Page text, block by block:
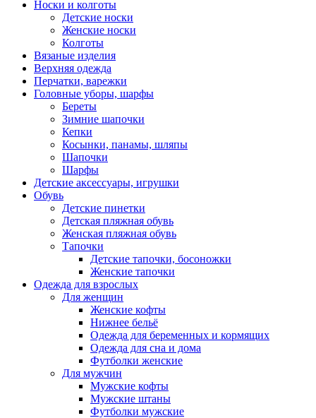
Носки и колготы
Детские носки
Женские носки
Колготы
Вязаные изделия
Верхняя одежда
Перчатки, варежки
Головные уборы, шарфы
Береты
Зимние шапочки
Кепки
Косынки, панамы, шляпы
Шапочки
Шарфы
Детские аксессуары, игрушки
Обувь
Детские пинетки
Детская пляжная обувь
Женская пляжная обувь
Тапочки
Детские тапочки, босоножки
Женские тапочки
Одежда для взрослых
Для женщин
Женские кофты
Нижнее бельё
Одежда для беременных и кормящих
Одежда для сна и дома
Футболки женские
Для мужчин
Мужские кофты
Мужские штаны
Футболки мужские